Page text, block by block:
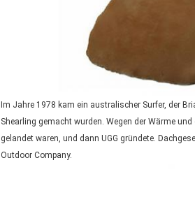
Im Jahre 1978 kam ein australischer Surfer, der
Shearling gemacht wurden. Wegen der Wärme
gelandet waren, und dann UGG gründete.
Outdoor Company.